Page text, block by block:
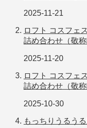
2025-11-21
ロフト コスフ
詰め合わせ（敬称
2025-11-20
ロフト コスフ
詰め合わせ（敬称
2025-10-30
もっちりうるう